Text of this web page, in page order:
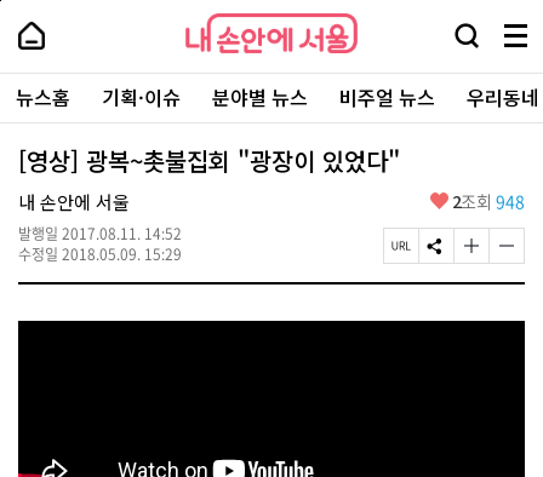
본
로
가
내
손
안
에
서
울
-
서
울
시
대
표
소
포
내
손
에
울
검
창
열
기
메
뉴
전
체
보
주
요
서
뉴스홈 기획·이슈 분야별 뉴스 비주얼 뉴스 우리동
[영상] 광복~촛불집회 "광장이 있었다"
내 손안에 서울
발행일 2017.08.11. 14:52
수정일 2018.05.09. 15:29
좋
요
2조회 948
페
이
U
S
N
공
글
자
기
글
자
기
페
상
단
로